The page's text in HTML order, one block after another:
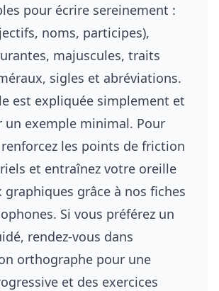
pour écrire sereinement :
noms, participes),
majuscules, traits
sigles et abréviations.
est expliquée simplement et
un exemple minimal. Pour
les points de friction
et entraînez votre oreille
graphiques grâce à nos fiches
. Si vous préférez un
rendez-vous dans
orthographe pour une
et des exercices